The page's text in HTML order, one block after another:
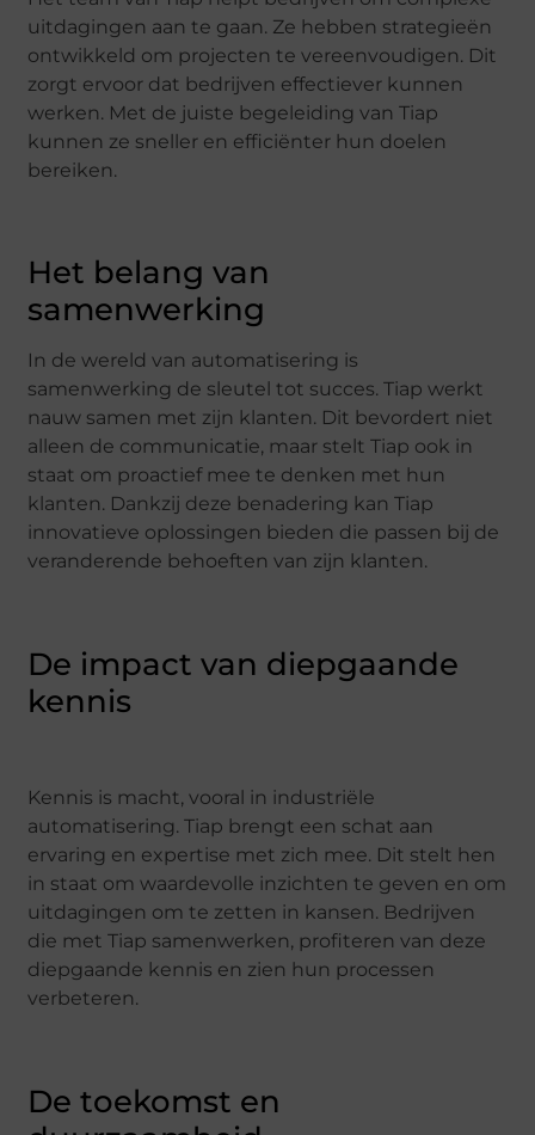
uitdagingen aan te gaan. Ze hebben strategieën
ontwikkeld om projecten te vereenvoudigen. Dit
zorgt ervoor dat bedrijven effectiever kunnen
werken. Met de juiste begeleiding van Tiap
kunnen ze sneller en efficiënter hun doelen
bereiken.
Het belang van
samenwerking
In de wereld van automatisering is
samenwerking de sleutel tot succes. Tiap werkt
nauw samen met zijn klanten. Dit bevordert niet
alleen de communicatie, maar stelt Tiap ook in
staat om proactief mee te denken met hun
klanten. Dankzij deze benadering kan Tiap
innovatieve oplossingen bieden die passen bij de
veranderende behoeften van zijn klanten.
De impact van diepgaande
kennis
Kennis is macht, vooral in industriële
automatisering. Tiap brengt een schat aan
ervaring en expertise met zich mee. Dit stelt hen
in staat om waardevolle inzichten te geven en om
uitdagingen om te zetten in kansen. Bedrijven
die met Tiap samenwerken, profiteren van deze
diepgaande kennis en zien hun processen
verbeteren.
De toekomst en